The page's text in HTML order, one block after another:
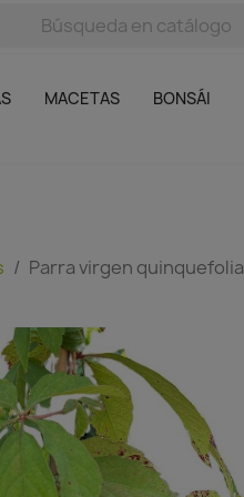
MACETAS BONSÁI
Parra virgen quinquefolia